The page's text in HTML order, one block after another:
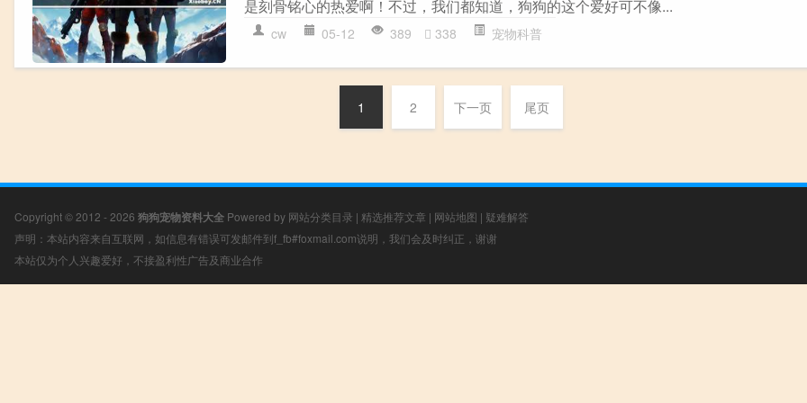
是刻骨铭心的热爱啊！不过，我们都知道，狗狗的这个爱好可不像...
cw 05-12 389 338 宠物科普
1 2 下一页 尾页
Copyright © 2012 - 2026 狗狗宠物资料大全 Powered by 网站分类目录 | 精选推荐文章 | 网站地图 | 疑难解答
声明：本站内容来自互联网，如信息有错误可发邮件到f_fb#foxmail.com说明，我们会及时纠正，谢谢
本站仅为个人兴趣爱好，不接盈利性广告及商业合作